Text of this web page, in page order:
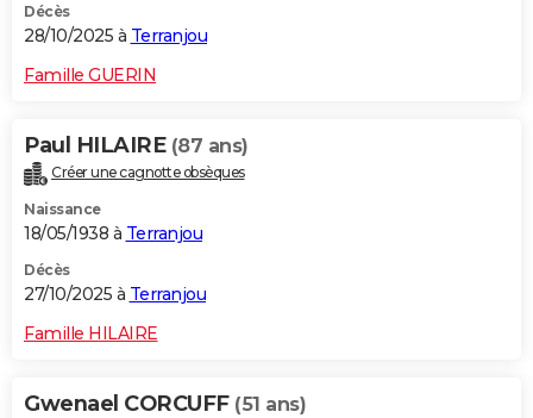
Décès
28/10/2025 à Terranjou
Famille GUERIN
Paul HILAIRE (87 ans)
Créer une cagnotte obsèques
Naissance
18/05/1938 à Terranjou
Décès
27/10/2025 à Terranjou
Famille HILAIRE
Gwenael CORCUFF (51 ans)